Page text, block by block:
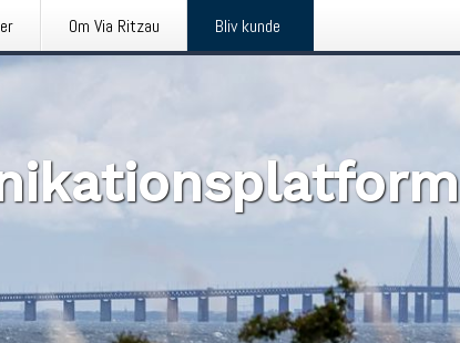
Om Via Ritzau Bliv kunde